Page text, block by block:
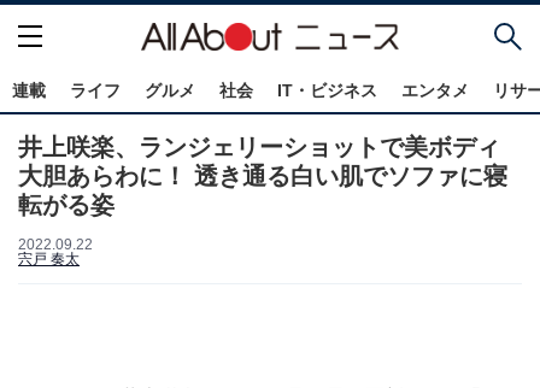
連載 ライフ グルメ 社会 IT・ビジネス エンタメ リサ
井上咲楽、ランジェリーショットで美ボディ
大胆あらわに！ 透き通る白い肌でソファに寝
転がる姿
2022.09.22
宍戸 奏太